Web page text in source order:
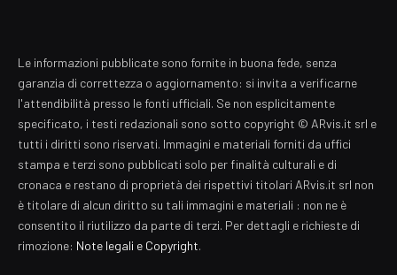
Le informazioni pubblicate sono fornite in buona fede, senza
garanzia di correttezza o aggiornamento: si invita a verificarne
l'attendibilità presso le fonti ufficiali. Se non esplicitamente
specificato, i testi redazionali sono sotto copyright © ARvis.it srl e
tutti i diritti sono riservati. Immagini e materiali forniti da uffici
stampa e terzi sono pubblicati solo per finalità culturali e di
cronaca e restano di proprietà dei rispettivi titolari ARvis.it srl non
è titolare di alcun diritto su tali immagini e materiali : non ne è
consentito il riutilizzo da parte di terzi. Per dettagli e richieste di
rimozione: Note legali e Copyright.